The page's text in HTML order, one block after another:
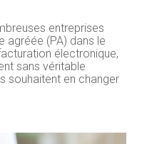
entreprises
agréée (PA) dans le
électronique,
sans véritable
souhaitent en changer